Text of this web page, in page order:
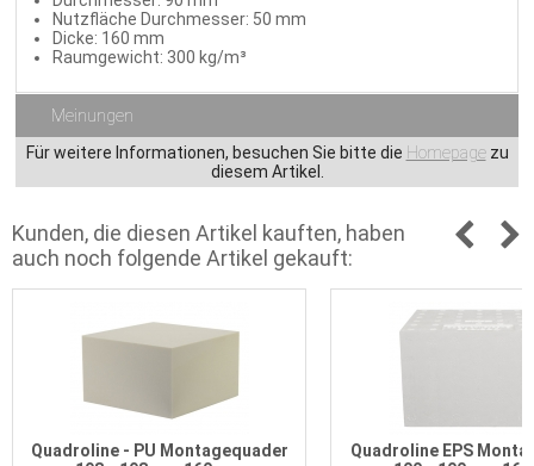
Nutzfläche Durchmesser: 50 mm
Dicke: 160 mm
Raumgewicht: 300 kg/m³
Meinungen
Für weitere Informationen, besuchen Sie bitte die Homepagezu
diesem Artikel.
Kunden, die diesen Artikel kauften, haben
auch noch folgende Artikel gekauft:
Quadroline - PU Montagequader
Quadroline EPS